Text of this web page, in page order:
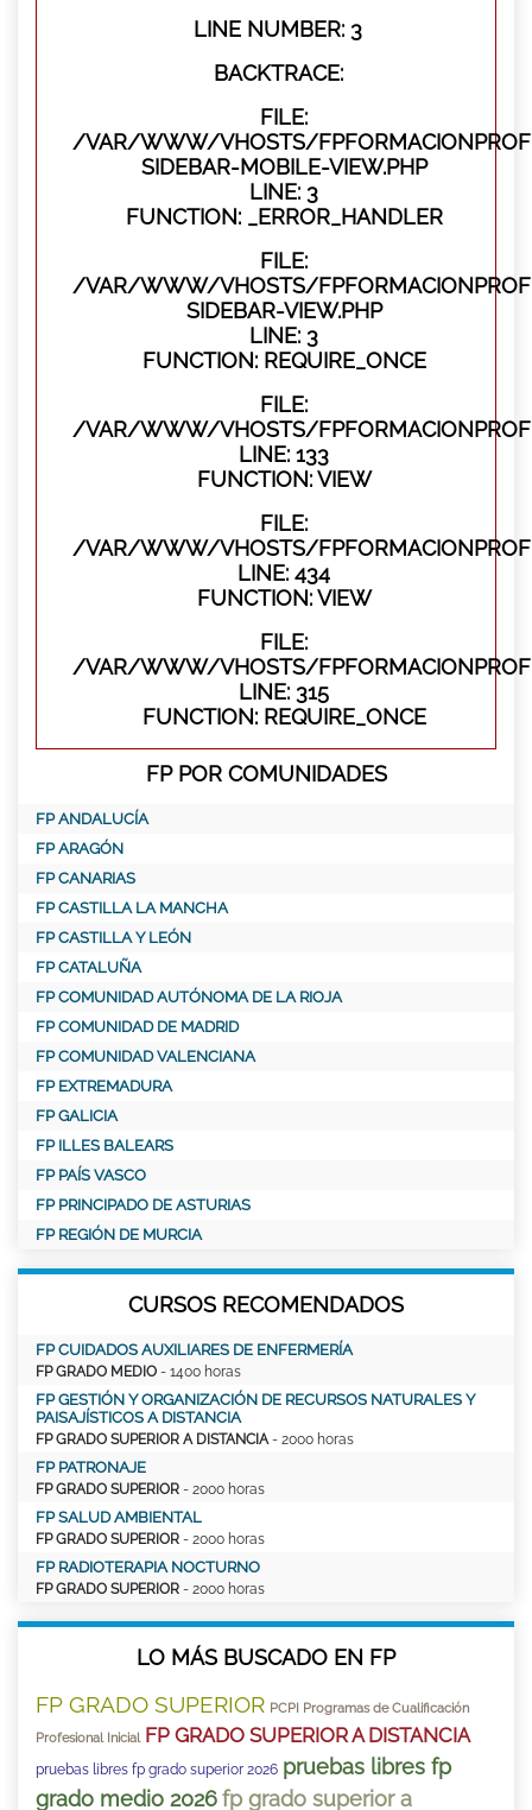
LINE NUMBER: 3
BACKTRACE:
FILE:
/VAR/WWW/VHOSTS/
SIDEBAR-MOBILE-VIEW.PHP
LINE: 3
FUNCTION: _ERROR_HANDLER
FILE:
/VAR/WWW/VHOSTS/
SIDEBAR-VIEW.PHP
LINE: 3
FUNCTION: REQUIRE_ONCE
FILE:
/VAR/WWW/VHOSTS/
LINE: 133
FUNCTION: VIEW
FILE:
/VAR/WWW/VHOSTS/
LINE: 434
FUNCTION: VIEW
FILE:
/VAR/WWW/VHOSTS/
LINE: 315
FUNCTION: REQUIRE_ONCE
FP POR COMUNIDADES
FP ANDALUCÍA
FP ARAGÓN
FP CANARIAS
FP CASTILLA LA MANCHA
FP CASTILLA Y LEÓN
FP CATALUÑA
FP COMUNIDAD AUTÓNOMA DE LA RIOJA
FP COMUNIDAD DE MADRID
FP COMUNIDAD VALENCIANA
FP EXTREMADURA
FP GALICIA
FP ILLES BALEARS
FP PAÍS VASCO
FP PRINCIPADO DE ASTURIAS
FP REGIÓN DE MURCIA
CURSOS RECOMENDADOS
FP CUIDADOS AUXILIARES DE ENFERMERÍA
FP GRADO MEDIO - 1400 horas
FP GESTIÓN Y ORGANIZACIÓN DE RECURSOS NATURALES Y
PAISAJÍSTICOS A DISTANCIA
FP GRADO SUPERIOR A DISTANCIA- 2000 horas
FP PATRONAJE
FP GRADO SUPERIOR - 2000 horas
FP SALUD AMBIENTAL
FP GRADO SUPERIOR - 2000 horas
FP RADIOTERAPIA NOCTURNO
FP GRADO SUPERIOR - 2000 horas
LO MÁS BUSCADO EN FP
FP GRADO SUPERIOR PCPI Programas de Cualificación
Profesional Inicial FP GRADO SUPERIOR A DISTANCIA
pruebas libres fp grado superior 2026 pruebas libres fp
grado medio 2026fp grado superior a